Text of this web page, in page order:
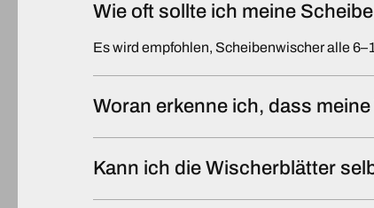
Wie oft sollte ich meine
Es wird empfohlen, Scheibenwischer alle
Woran erkenne ich, dass
Kann ich die Wischerblätter